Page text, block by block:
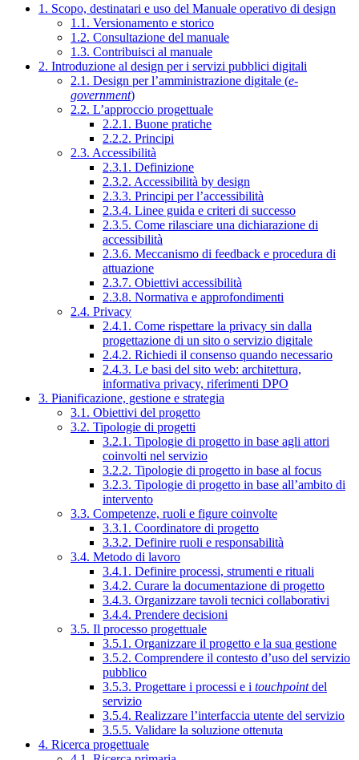
1. Scopo, destinatari e uso del Manuale operativo di design
1.1. Versionamento e storico
1.2. Consultazione del manuale
1.3. Contribuisci al manuale
2. Introduzione al design per i servizi pubblici digitali
2.1. Design per l’amministrazione digitale (e-
government)
2.2. L’approccio progettuale
2.2.1. Buone pratiche
2.2.2. Principi
2.3. Accessibilità
2.3.1. Definizione
2.3.2. Accessibilità by design
2.3.3. Principi per l’accessibilità
2.3.4. Linee guida e criteri di successo
2.3.5. Come rilasciare una dichiarazione di
accessibilità
2.3.6. Meccanismo di feedback e procedura di
attuazione
2.3.7. Obiettivi accessibilità
2.3.8. Normativa e approfondimenti
2.4. Privacy
2.4.1. Come rispettare la privacy sin dalla
progettazione di un sito o servizio digitale
2.4.2. Richiedi il consenso quando necessario
2.4.3. Le basi del sito web: architettura,
informativa privacy, riferimenti DPO
3. Pianificazione, gestione e strategia
3.1. Obiettivi del progetto
3.2. Tipologie di progetti
3.2.1. Tipologie di progetto in base agli attori
coinvolti nel servizio
3.2.2. Tipologie di progetto in base al focus
3.2.3. Tipologie di progetto in base all’ambito di
intervento
3.3. Competenze, ruoli e figure coinvolte
3.3.1. Coordinatore di progetto
3.3.2. Definire ruoli e responsabilità
3.4. Metodo di lavoro
3.4.1. Definire processi, strumenti e rituali
3.4.2. Curare la documentazione di progetto
3.4.3. Organizzare tavoli tecnici collaborativi
3.4.4. Prendere decisioni
3.5. Il processo progettuale
3.5.1. Organizzare il progetto e la sua gestione
3.5.2. Comprendere il contesto d’uso del servizio
pubblico
3.5.3. Progettare i processi e i touchpointdel
servizio
3.5.4. Realizzare l’interfaccia utente del servizio
3.5.5. Validare la soluzione ottenuta
4. Ricerca progettuale